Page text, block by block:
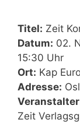
Titel: Zeit
Datum: 02.
15:30 Uhr
Ort: Kap
Adresse:
Zeit